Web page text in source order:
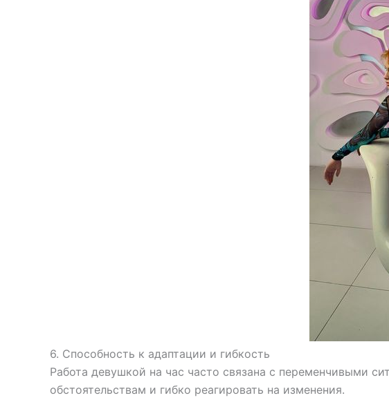
6. Способность к адаптации и гибкость
Работа девушкой на час часто связана с переменчивыми
обстоятельствам и гибко реагировать на изменения.